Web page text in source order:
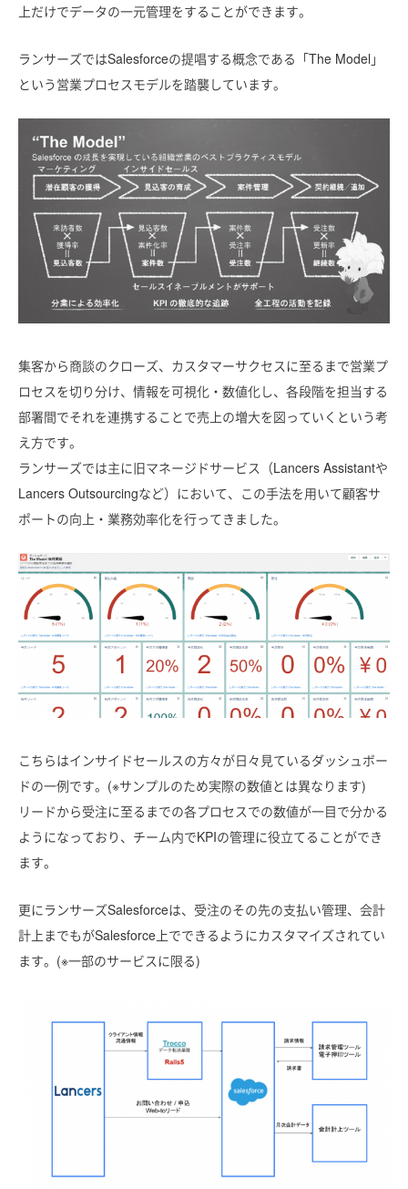
上だけでデータの一元管理をすることができます。
ランサーズではSalesforceの提唱する概念である「The Model」
という営業プロセスモデルを踏襲しています。
集客から商談のクローズ、カスタマーサクセスに至るまで営業プ
ロセスを切り分け、情報を可視化・数値化し、 各段階を担当する
部署間でそれを連携することで売上の増大を図っていくという考
え方です。
ランサーズでは主に旧マネージドサービス（Lancers Assistantや
Lancers Outsourcingなど）において、この手法を用いて顧客サ
ポートの向上・業務効率化を行ってきました。
こちらはインサイドセールスの方々が日々見ているダッシュボー
ドの一例です。(※サンプルのため実際の数値とは異なります)
リードから受注に至るまでの各プロセスでの数値が一目で分かる
ようになっており、チーム内でKPIの管理に役立てることができ
ます。
更にランサーズSalesforceは、受注のその先の支払い管理、会計
計上までもがSalesforce上でできるようにカスタマイズされてい
ます。(※一部のサービスに限る)